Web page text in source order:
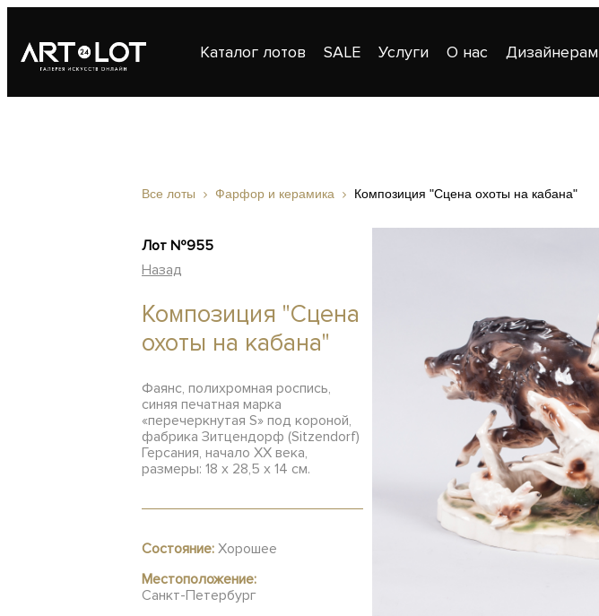
Каталог лотов SALE Услуги О нас Дизайнерам
Все лоты Фарфор и керамика Композиция "Сцена охоты на кабана"
Лот №955
Назад
Композиция "Сцена
охоты на кабана"
Фаянс, полихромная роспись,
синяя печатная марка
«перечеркнутая S» под короной,
фабрика Зитцендорф (Sitzendorf)
Герсания, начало ХХ века,
размеры: 18 х 28,5 х 14 см.
Состояние: Хорошее
Местоположение:
Санкт-Петербург